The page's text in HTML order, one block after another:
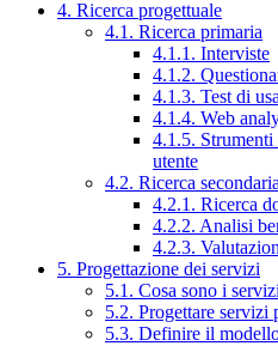
4. Ricerca progettuale
4.1. Ricerca primaria
4.1.1. Interviste
4.1.2.
4.1.3. Test di
4.1.4. Web
4.1.5. Strumenti
utente
4.2. Ricerca secondaria
4.2.1. Ricerca
4.2.2. Analisi
4.2.3.
5. Progettazione dei servizi
5.1. Cosa sono i
5.2. Progettare
5.3. Definire il